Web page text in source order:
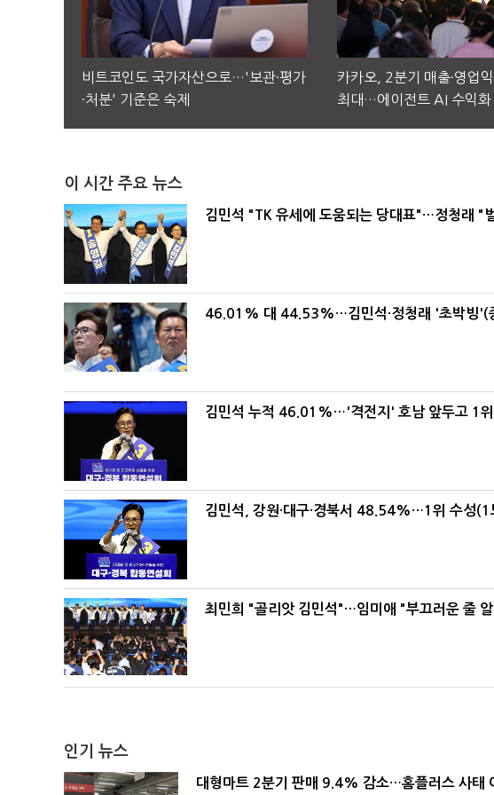
비트코인도 국가자산으로…'보관·평가
·처분' 기준은 숙제
카카오, 2분기 매출·영업
최대…에이전트 AI 수익화
이 시간 주요 뉴스
김민석 "TK 유세에 도움되는 당대표"…정청래 "
46.01% 대 44.53%…김민석·정청래 '초박빙'(
김민석 누적 46.01%…'격전지' 호남 앞두고 1
김민석, 강원·대구·경북서 48.54%…1위 수성(1
최민희 "골리앗 김민석"…임미애 "부끄러운 줄
인기 뉴스
대형마트 2분기 판매 9.4% 감소…홈플러스 사태